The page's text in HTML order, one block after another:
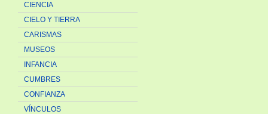
CIENCIA
CIELO Y TIERRA
CARISMAS
MUSEOS
INFANCIA
CUMBRES
CONFIANZA
VÍNCULOS